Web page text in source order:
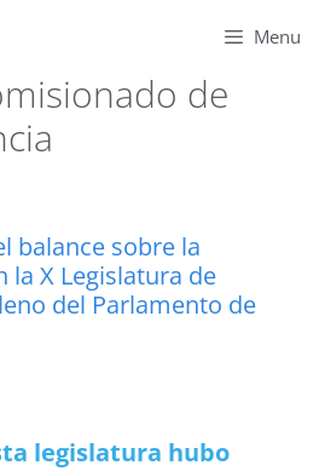
Menu
de
balance sobre la
la X Legislatura de
del Parlamento de
legislatura hubo